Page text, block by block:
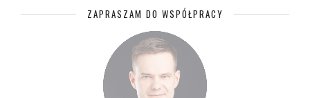
ZAPRASZAM DO WSPÓŁPRACY